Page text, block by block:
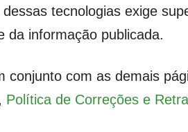
tecnologias exige
da informação publicada.
conjunto com as demais
Política de Correções e